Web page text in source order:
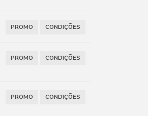
PROMO CONDIÇÕES
PROMO CONDIÇÕES
PROMO CONDIÇÕES